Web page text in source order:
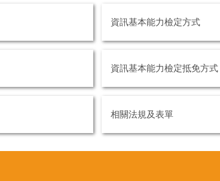
資訊基本能力檢定方式
資訊基本能力檢定抵免方式
相關法規及表單